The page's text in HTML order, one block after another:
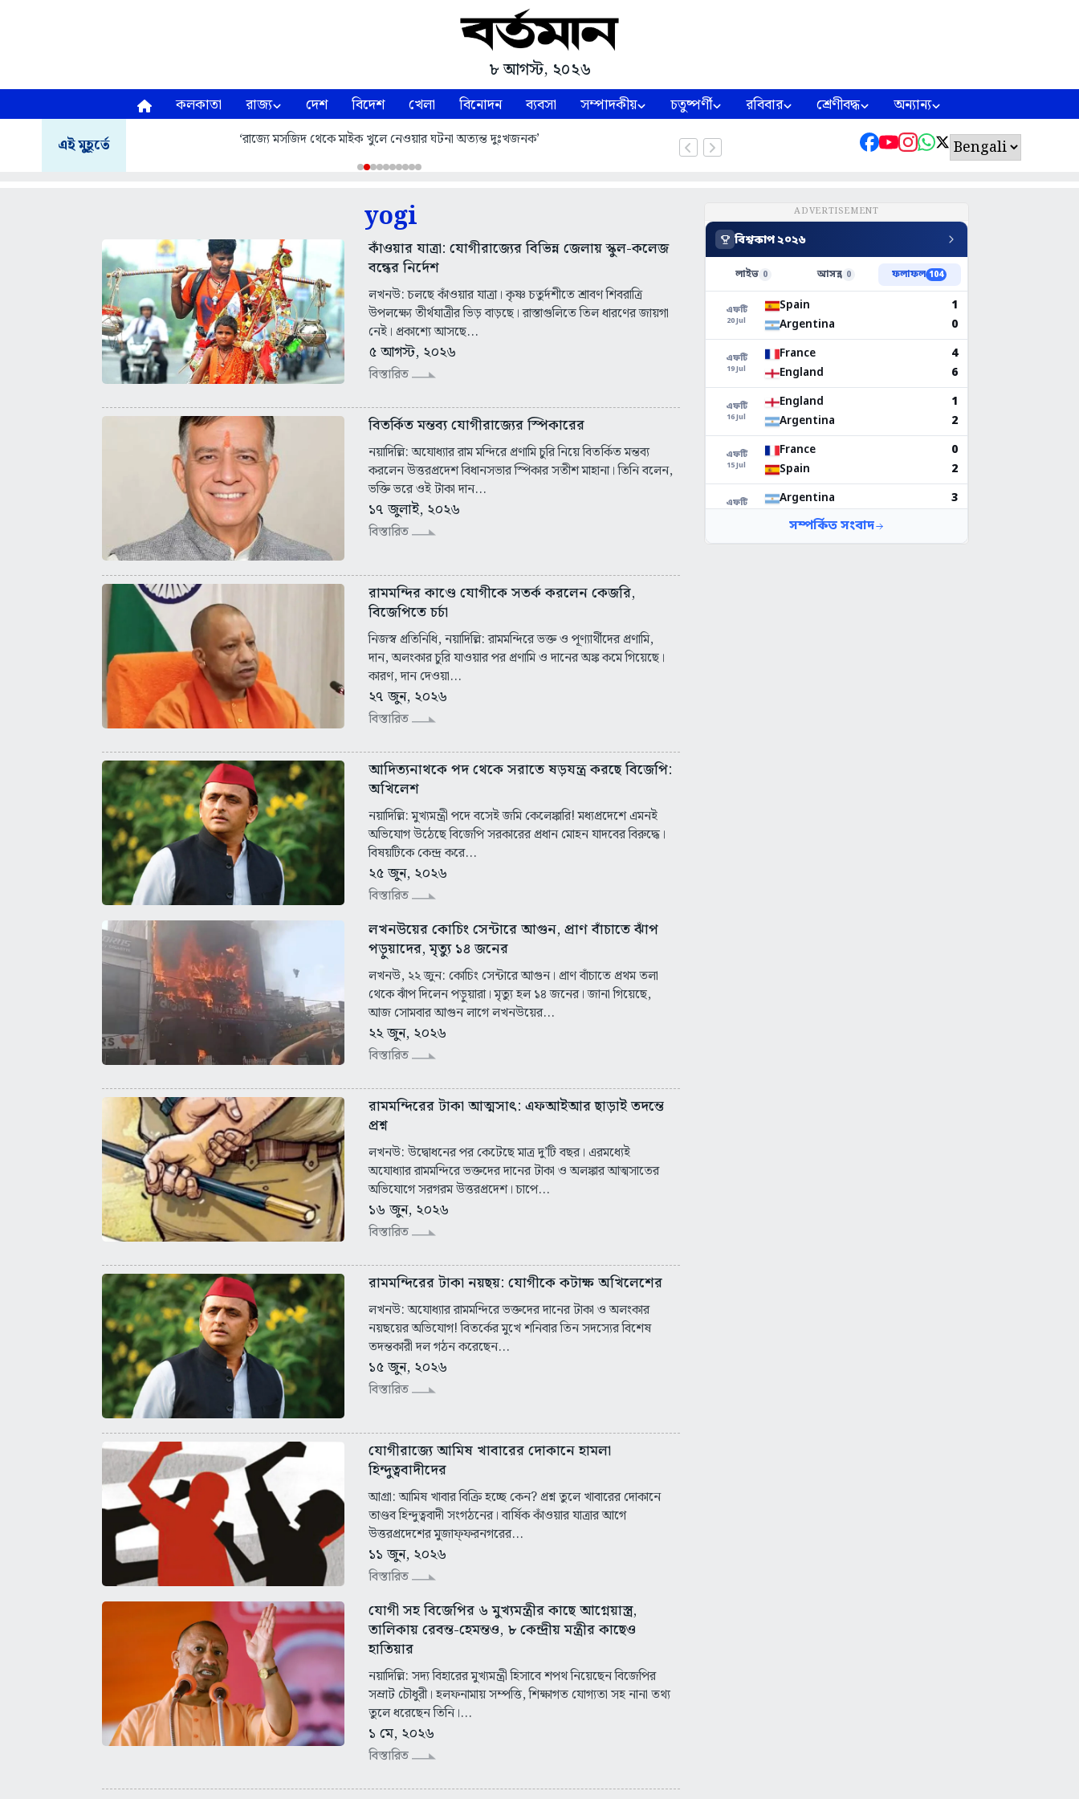
৮ আগস্ট, ২০২৬
কলকাতা রাজ্য দেশ বিদেশ খেলা বিনোদন ব্যবসা সম্পাদকীয় চতুষ্পর্ণী রবিবার শ্রেণীবদ্ধ অন্যান্য
এই মুহূর্তে ‘রাজ্যে মসজিদ থেকে মাইক খুলে নেওয়ার ঘটনা অত্যন্ত দুঃখজনক’
yogi
কাঁওয়ার যাত্রা: যোগীরাজ্যের বিভিন্ন জেলায় স্কুল-কলেজ
বন্ধের নির্দেশ
লখনউ: চলছে কাঁওয়ার যাত্রা। কৃষ্ণ চতুর্দশীতে শ্রাবণ শিবরাত্রি
উপলক্ষ্যে তীর্থযাত্রীর ভিড় বাড়ছে। রাস্তাগুলিতে তিল ধারণের জায়গা
নেই। প্রকাশ্যে আসছে...
৫ আগস্ট, ২০২৬
বিস্তারিত
বিতর্কিত মন্তব্য যোগীরাজ্যের স্পিকারের
নয়াদিল্লি: অযোধ্যার রাম মন্দিরে প্রণামি চুরি নিয়ে বিতর্কিত মন্তব্য
করলেন উত্তরপ্রদেশ বিধানসভার স্পিকার সতীশ মাহানা। তিনি বলেন,
ভক্তি ভরে ওই টাকা দান...
১৭ জুলাই, ২০২৬
বিস্তারিত
রামমন্দির কাণ্ডে যোগীকে সতর্ক করলেন কেজরি,
বিজেপিতে চর্চা
নিজস্ব প্রতিনিধি, নয়াদিল্লি: রামমন্দিরে ভক্ত ও পূণ্যার্থীদের প্রণামি,
দান, অলংকার চুরি যাওয়ার পর প্রণামি ও দানের অঙ্ক কমে গিয়েছে।
কারণ, দান দেওয়া...
২৭ জুন, ২০২৬
বিস্তারিত
আদিত্যনাথকে পদ থেকে সরাতে ষড়যন্ত্র করছে বিজেপি:
অখিলেশ
নয়াদিল্লি: মুখ্যমন্ত্রী পদে বসেই জমি কেলেঙ্কারি! মধ্যপ্রদেশে এমনই
অভিযোগ উঠেছে বিজেপি সরকারের প্রধান মোহন যাদবের বিরুদ্ধে।
বিষয়টিকে কেন্দ্র করে...
২৫ জুন, ২০২৬
বিস্তারিত
লখনউয়ের কোচিং সেন্টারে আগুন, প্রাণ বাঁচাতে ঝাঁপ
পড়ুয়াদের, মৃত্যু ১৪ জনের
লখনউ, ২২ জুন: কোচিং সেন্টারে আগুন। প্রাণ বাঁচাতে প্রথম তলা
থেকে ঝাঁপ দিলেন পড়ুয়ারা। মৃত্যু হল ১৪ জনের। জানা গিয়েছে,
আজ সোমবার আগুন লাগে লখনউয়ের...
২২ জুন, ২০২৬
বিস্তারিত
রামমন্দিরের টাকা আত্মসাৎ: এফআইআর ছাড়াই তদন্তে
প্রশ্ন
লখনউ: উদ্বোধনের পর কেটেছে মাত্র দু’টি বছর। এরমধ্যেই
অযোধ্যার রামমন্দিরে ভক্তদের দানের টাকা ও অলঙ্কার আত্মসাতের
অভিযোগে সরগরম উত্তরপ্রদেশ। চাপে...
১৬ জুন, ২০২৬
বিস্তারিত
রামমন্দিরের টাকা নয়ছয়: যোগীকে কটাক্ষ অখিলেশের
লখনউ: অযোধ্যার রামমন্দিরে ভক্তদের দানের টাকা ও অলংকার
নয়ছয়ের ‌অভিযোগ! বিতর্কের মুখে শনিবার তিন সদস্যের বিশেষ
তদন্তকারী দল গঠন করেছেন...
১৫ জুন, ২০২৬
বিস্তারিত
যোগীরাজ্যে আমিষ খাবারের দোকানে হামলা
হিন্দুত্ববাদীদের
আগ্রা: আমিষ খাবার বিক্রি হচ্ছে কেন? প্রশ্ন তুলে খাবারের দোকানে
তাণ্ডব হিন্দুত্ববাদী সংগঠনের। বার্ষিক কাঁওয়ার যাত্রার আগে
উত্তরপ্রদেশের মুজাফ্ফরনগরের...
১১ জুন, ২০২৬
বিস্তারিত
যোগী সহ বিজেপির ৬ মুখ্যমন্ত্রীর কাছে আগ্নেয়াস্ত্র,
তালিকায় রেবন্ত-হেমন্তও, ৮ কেন্দ্রীয় মন্ত্রীর কাছেও
হাতিয়ার
নয়াদিল্লি: সদ্য বিহারের মুখ্যমন্ত্রী হিসাবে শপথ নিয়েছেন বিজেপির
সম্রাট চৌধুরী। হলফনামায় সম্পত্তি, শিক্ষাগত যোগ্যতা সহ নানা তথ্য
তুলে ধরেছেন তিনি।...
১ মে, ২০২৬
বিস্তারিত
ADVERTISEMENT